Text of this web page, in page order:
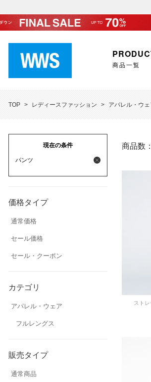
商品一覧
TOP > レディースファッション > アパレル・ウ
現在の条件
パンツ
価格タイプ
通常価格
セール価格
セール・クーポン
カテゴリ
アパレル・ウェア
フルレングス
販売タイプ
通常商品
商品数
スト